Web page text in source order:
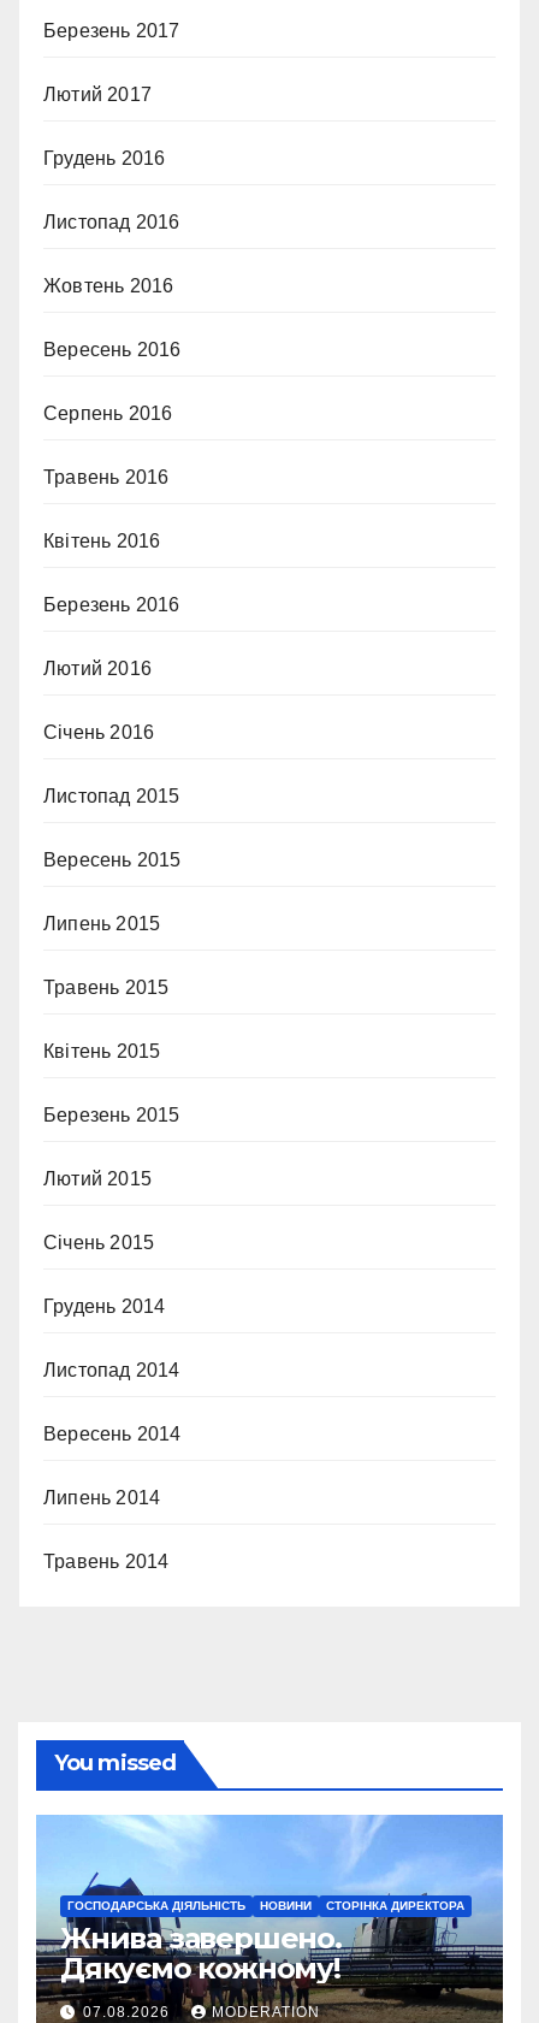
Березень 2017
Лютий 2017
Грудень 2016
Листопад 2016
Жовтень 2016
Вересень 2016
Серпень 2016
Травень 2016
Квітень 2016
Березень 2016
Лютий 2016
Січень 2016
Листопад 2015
Вересень 2015
Липень 2015
Травень 2015
Квітень 2015
Березень 2015
Лютий 2015
Січень 2015
Грудень 2014
Листопад 2014
Вересень 2014
Липень 2014
Травень 2014
You missed
ГОСПОДАРСЬКА ДІЯЛЬНІСТЬ НОВИНИ СТОРІНКА ДИРЕКТОРА
Жнива завершено.
Дякуємо кожному!
07.08.2026 MODERATION